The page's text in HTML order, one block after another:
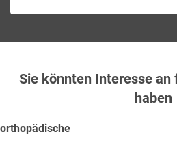
Sie könnten Interesse an
haben
orthopädische